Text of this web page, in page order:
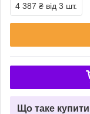
4 387 ₴ від 3 шт.
Що таке